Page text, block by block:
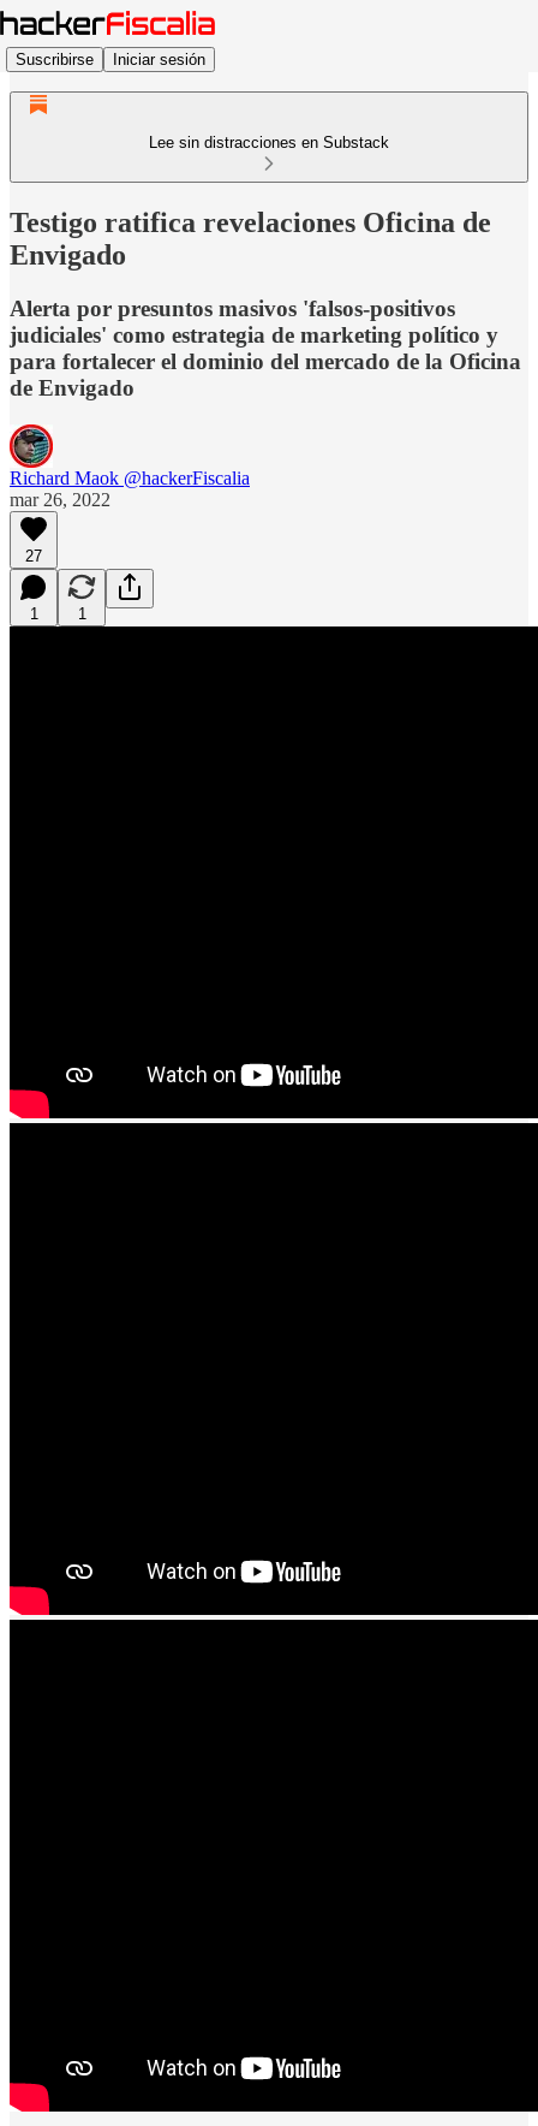
Suscribirse Iniciar sesión
Lee sin distracciones en Substack
Testigo ratifica revelaciones Oficina de
Envigado
Alerta por presuntos masivos 'falsos-positivos
judiciales' como estrategia de marketing político y
para fortalecer el dominio del mercado de la Oficina
de Envigado
Richard Maok @hackerFiscalia
mar 26, 2022
27
1 1